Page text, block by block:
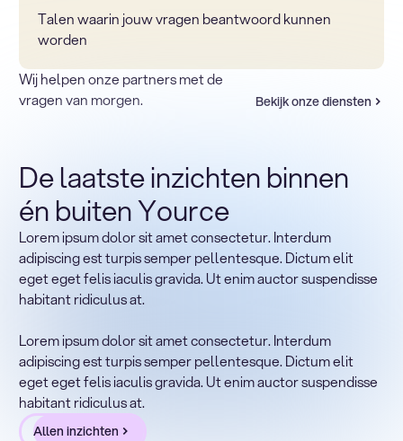
Talen waarin jouw vragen beantwoord kunnen
worden
Wij helpen onze partners met de
vragen van morgen.
Bekijk onze diensten
Terug naar sectoren
Heading
Lorem ipsum dolor sit amet, consectetur adipiscing elit.
Suspendisse varius enim in eros elementum tristique.
Duis cursus, mi quis viverra ornare, eros dolor interdum
nulla, ut commodo diam libero vitae erat. Aenean
faucibus nibh et justo cursus id rutrum lorem imperdiet.
Nunc ut sem vitae risus tristique posuere.
De laatste inzichten binnen
én buiten Yource
Lorem ipsum dolor sit amet consectetur. Interdum
adipiscing est turpis semper pellentesque. Dictum elit
eget eget felis iaculis gravida. Ut enim auctor suspendisse
habitant ridiculus at.
Lorem ipsum dolor sit amet consectetur. Interdum
adipiscing est turpis semper pellentesque. Dictum elit
eget eget felis iaculis gravida. Ut enim auctor suspendisse
habitant ridiculus at.
Allen inzichten